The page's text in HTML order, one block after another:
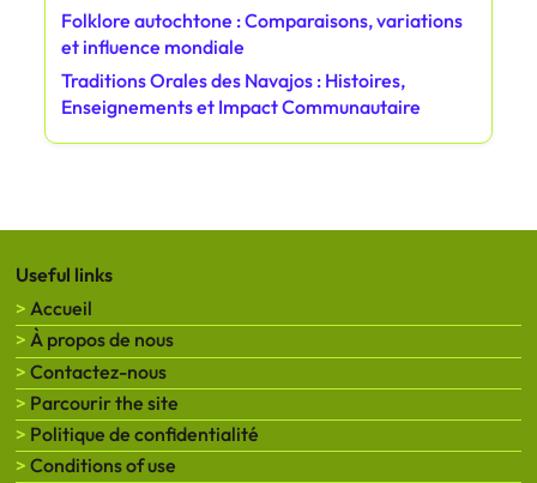
Folklore autochtone : Comparaisons, variations
et influence mondiale
Traditions Orales des Navajos : Histoires,
Enseignements et Impact Communautaire
Useful links
Accueil
À propos de nous
Contactez-nous
Parcourir the site
Politique de confidentialité
Conditions of use